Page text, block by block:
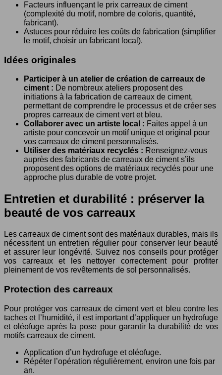
Facteurs influençant le prix carreaux de ciment
(complexité du motif, nombre de coloris, quantité,
fabricant).
Astuces pour réduire les coûts de fabrication (simplifier
le motif, choisir un fabricant local).
Idées originales
Participer à un atelier de création de carreaux de
ciment : De nombreux ateliers proposent des
initiations à la fabrication de carreaux de ciment,
permettant de comprendre le processus et de créer ses
propres carreaux de ciment vert et bleu.
Collaborer avec un artiste local : Faites appel à un
artiste pour concevoir un motif unique et original pour
vos carreaux de ciment personnalisés.
Utiliser des matériaux recyclés : Renseignez-vous
auprès des fabricants de carreaux de ciment s’ils
proposent des options de matériaux recyclés pour une
approche plus durable de votre projet.
Entretien et durabilité : préserver la
beauté de vos carreaux
Les carreaux de ciment sont des matériaux durables, mais ils
nécessitent un entretien régulier pour conserver leur beauté
et assurer leur longévité. Suivez nos conseils pour protéger
vos carreaux et les nettoyer correctement pour profiter
pleinement de vos revêtements de sol personnalisés.
Protection des carreaux
Pour protéger vos carreaux de ciment vert et bleu contre les
taches et l’humidité, il est important d’appliquer un hydrofuge
et oléofuge après la pose pour garantir la durabilité de vos
motifs carreaux de ciment.
Application d’un hydrofuge et oléofuge.
Répéter l’opération régulièrement, environ une fois par
an.